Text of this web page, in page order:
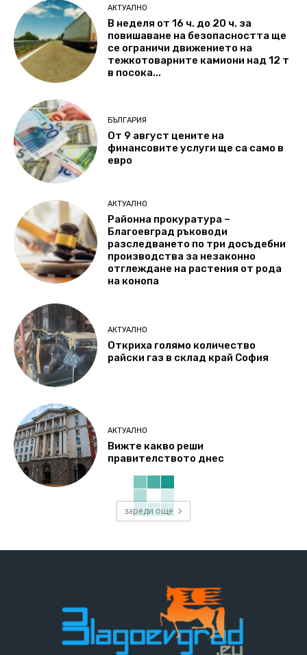
АКТУАЛНО
В неделя от 16 ч. до 20 ч. за
повишаване на безопасността ще
се ограничи движението на
тежкотоварните камиони над 12 т
в посока...
БЪЛГАРИЯ
От 9 август цените на
финансовите услуги ще са само в
евро
АКТУАЛНО
Районна прокуратура –
Благоевград ръководи
разследването по три досъдебни
производства за незаконно
отглеждане на растения от рода
на конопа
АКТУАЛНО
Откриха голямо количество
райски газ в склад край София
АКТУАЛНО
Вижте какво реши
правителството днес
зареди още